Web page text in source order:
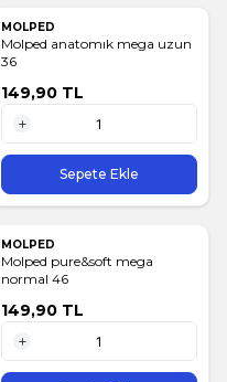
MOLPED
Molped anatomık mega uzun
36
149,90 TL
1 Adet
Sepete Ekle
MOLPED
Molped pure&soft mega
normal 46
149,90 TL
1 Adet